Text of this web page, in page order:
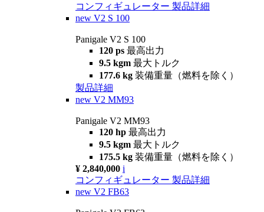
コンフィギュレーター 製品詳細
new V2 S 100
Panigale V2 S 100
120 ps 最高出力
9.5 kgm 最大トルク
177.6 kg 装備重量（燃料を除く）
製品詳細
new V2 MM93
Panigale V2 MM93
120 hp 最高出力
9.5 kgm 最大トルク
175.5 kg 装備重量（燃料を除く）
¥ 2,840,000 i
コンフィギュレーター 製品詳細
new V2 FB63